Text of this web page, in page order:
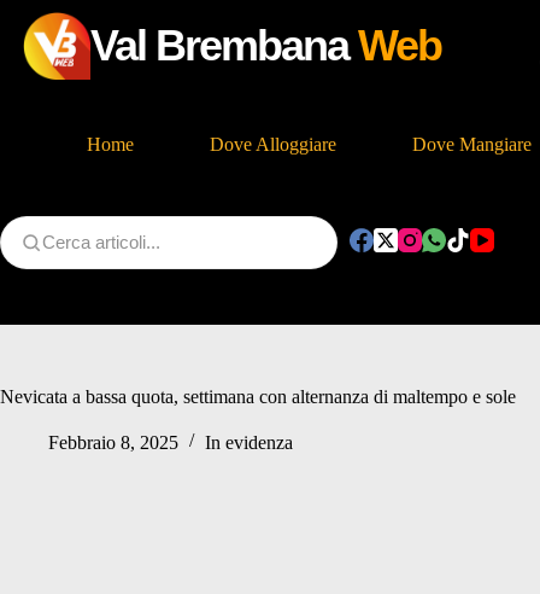
Val BrembanaWeb
Home Dove Alloggiare Dove Mangiare
Nevicata a bassa quota, settimana con alternanza di maltempo e sole
Febbraio 8, 2025 In evidenza